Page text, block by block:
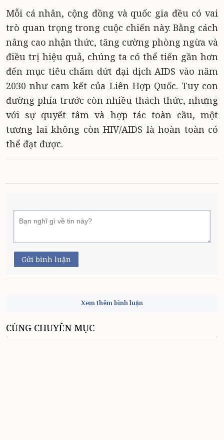
Mỗi cá nhân, cộng đồng và quốc gia đều có vai
trò quan trọng trong cuộc chiến này. Bằng cách
nâng cao nhận thức, tăng cường phòng ngừa và
điều trị hiệu quả, chúng ta có thể tiến gần hơn
đến mục tiêu chấm dứt đại dịch AIDS vào năm
2030 như cam kết của Liên Hợp Quốc. Tuy con
đường phía trước còn nhiều thách thức, nhưng
với sự quyết tâm và hợp tác toàn cầu, một
tương lai không còn HIV/AIDS là hoàn toàn có
thể đạt được.
Gửi bình luận
Xem thêm bình luận
CÙNG CHUYÊN MỤC